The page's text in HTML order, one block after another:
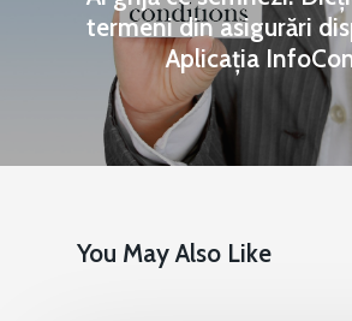
termeni din asigurări
Aplicația
You May Also Like